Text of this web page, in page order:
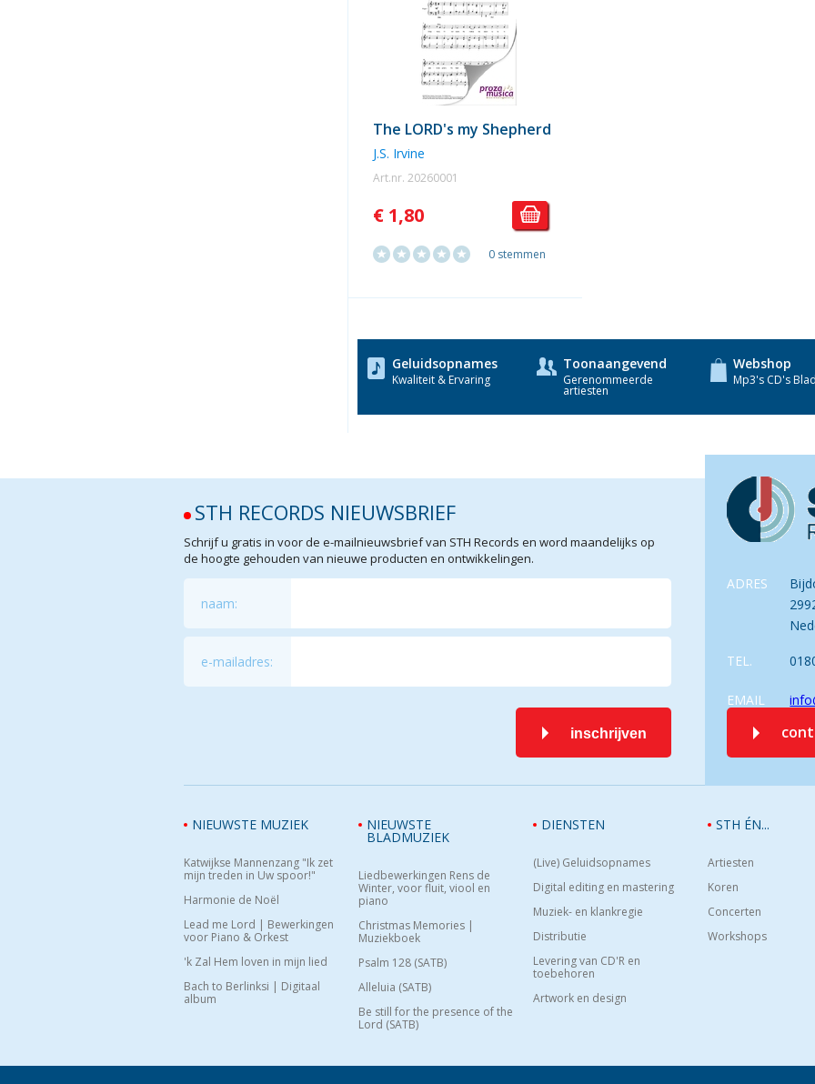
The LORD's my Shepherd
J.S. Irvine
Art.nr. 20260001
€ 1,80
0 stemmen
Geluidsopnames
Kwaliteit & Ervaring
Toonaangevend
Gerenommeerde
artiesten
Webshop
Mp3's CD's
ADRES
TEL.
EMAIL
STH RECORDS NIEUWSBRIEF
Schrijf u gratis in voor de e-mailnieuwsbrief van STH Records en word maandelijks op
de hoogte gehouden van nieuwe producten en ontwikkelingen.
naam:
e-mailadres:
inschrijven
NIEUWSTE MUZIEK
Katwijkse Mannenzang "Ik zet
mijn treden in Uw spoor!"
Harmonie de Noël
Lead me Lord | Bewerkingen
voor Piano & Orkest
'k Zal Hem loven in mijn lied
Bach to Berlinksi | Digitaal
album
NIEUWSTE
BLADMUZIEK
Liedbewerkingen Rens de
Winter, voor fluit, viool en
piano
Christmas Memories |
Muziekboek
Psalm 128 (SATB)
Alleluia (SATB)
Be still for the presence of the
Lord (SATB)
DIENSTEN
(Live) Geluidsopnames
Digital editing en mastering
Muziek- en klankregie
Distributie
Levering van CD'R en
toebehoren
Artwork en design
STH ÉN...
Artiesten
Koren
Concerten
Workshops